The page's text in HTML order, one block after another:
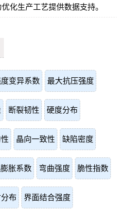
化生产工艺提供数据支持。
变异系数 最大抗压强度
断裂韧性 硬度分布
晶向一致性 缺陷密度
胀系数 弯曲强度 脆性指数
布 界面结合强度